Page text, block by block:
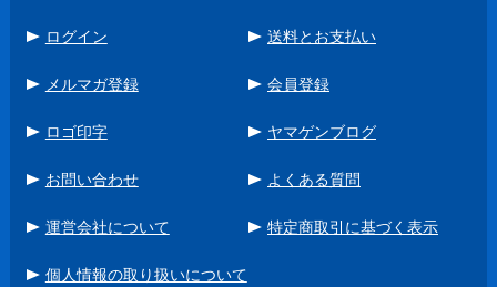
ログイン 送料とお支払い
メルマガ登録 会員登録
ロゴ印字 ヤマゲンブログ
お問い合わせ よくある質問
運営会社について 特定商取引に基づく表示
個人情報の取り扱いについて